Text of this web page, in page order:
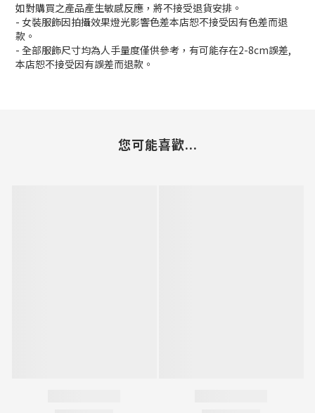
如對購買之產品產生敏感反應，將不接受退貨安排。
- 女裝服飾因拍攝效果燈光影響色差本店恕不接受因有色差而退
款。
- 全部服飾尺寸均為人手量度僅供參考，有可能存在2-8cm誤差,
本店恕不接受因有誤差而退款。
您可能喜歡...